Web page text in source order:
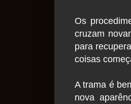
Os
cruzam
para
coisas
A trama é
nova